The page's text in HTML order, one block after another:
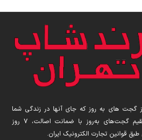
گجت های به روز که جای آنها در زندگی شما
خالیست! واردکننده مستقیم گجت‌های به‌روز با ضمانت اصالت، ۷ روز
قوانین تجارت الکترونیک ایران.